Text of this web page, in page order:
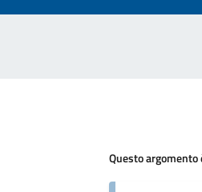
Questo argomento